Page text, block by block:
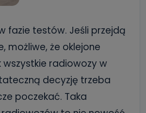
fazie testów. Jeśli przejdą
możliwe, że oklejone
radiowozy w
decyzję trzeba
poczekać. Taka